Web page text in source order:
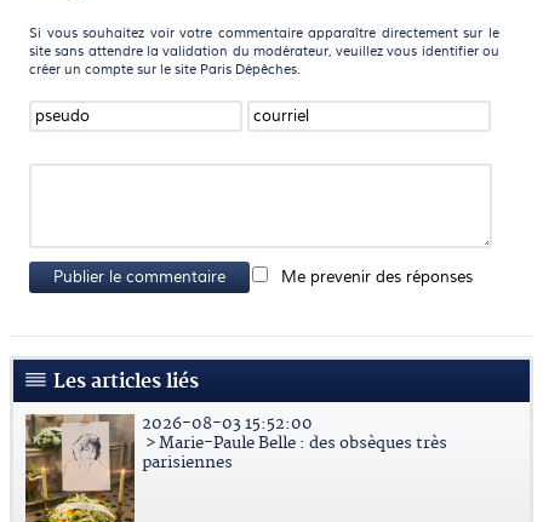
Si vous souhaitez voir votre commentaire apparaître directement sur le
site sans attendre la validation du modérateur, veuillez vous identifier ou
créer un compte sur le site Paris Dépêches.
Publier le commentaire Me prevenir des réponses
Les articles liés
2026-08-03 15:52:00
> Marie-Paule Belle : des obsèques très
parisiennes